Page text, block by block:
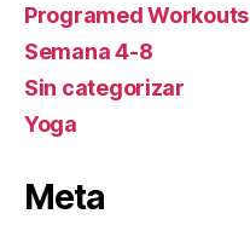
Programed Workouts
Semana 4-8
Sin categorizar
Yoga
Meta